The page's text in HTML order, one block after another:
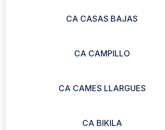
CA CASAS BAJAS
CA CAMPILLO
CA CAMES LLARGUES
CA BIKILA